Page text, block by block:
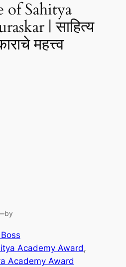
of Sahitya
| साहित्य
महत्त्व
by
Academy Award
Academy Award